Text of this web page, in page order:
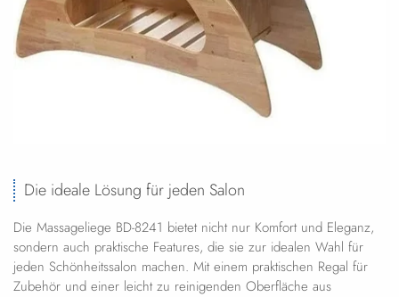
Die ideale Lösung für jeden Salon
Die Massageliege BD-8241 bietet nicht nur Komfort und Eleganz,
sondern auch praktische Features, die sie zur idealen Wahl für
jeden Schönheitssalon machen. Mit einem praktischen Regal für
Zubehör und einer leicht zu reinigenden Oberfläche aus